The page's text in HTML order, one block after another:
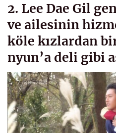
2. Lee Dae Gil
ve ailesinin
köle kızlardan
nyun’a deli gibi